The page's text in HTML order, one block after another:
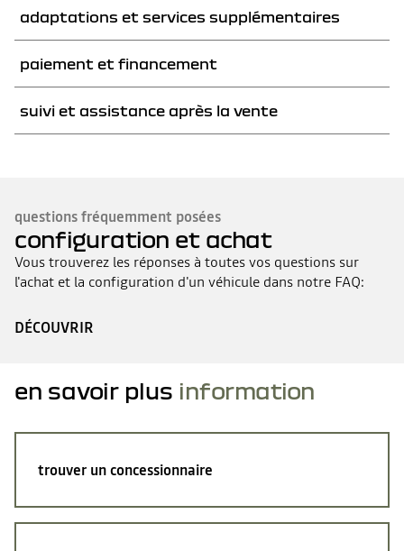
OÙ PUIS-JE ACHETER UN VÉHICULE DACIA?
J'AI CONFIGURÉ UN VÉHICULE DACIA. QUELLES SONT LES
PROCHAINES ÉTAPES?
J'AIMERAIS ÉCHANGER MON VÉHICULE ACTUEL. QUE DOIS-JE
FAIRE POUR CELA?
adaptations et services supplémentaires
COMMENT COMMANDER DES ACCESSOIRES POUR MON
VÉHICULE?
POURRAI-JE ENCORE MODIFIER LA CONFIGURATION DE MON
paiement et financement
COMMENT PUIS-JE OBTENIR UN FINANCEMENT POUR MON
VÉHICULE DACIA?
suivi et assistance après la vente
questions fréquemment posées
configuration et achat
Vous trouverez les réponses à toutes vos questions sur
l'achat et la configuration d'un véhicule dans notre FAQ:
DÉCOUVRIR
en savoir plus information
trouver un concessionnaire